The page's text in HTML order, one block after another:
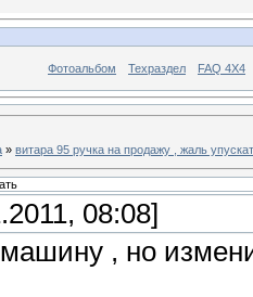
Фотоальбом Техраздел FAQ 4X4
» витара 95 ручка на продажу , жаль
08:08]
машину , но